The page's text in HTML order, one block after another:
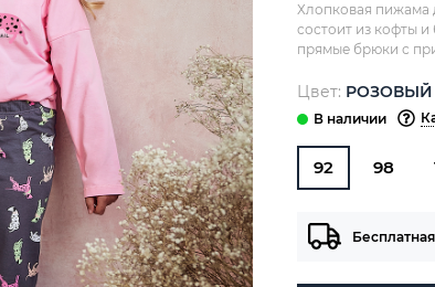
Хлопковая пижама
состоит из кофты
прямые брюки с
Цвет: РОЗОВЫЙ
92 98